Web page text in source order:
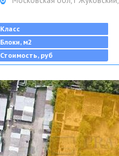
Класс
Блоки, м2
Стоимость, руб